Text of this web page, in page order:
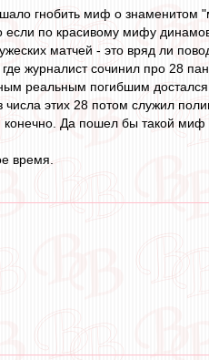
гнобить миф о знаменитом
по красивому мифу
матчей - это вряд ли
журналист сочинил про 28
реальным погибшим
этих 28 потом служил
конечно. Да пошел бы такой миф
время.